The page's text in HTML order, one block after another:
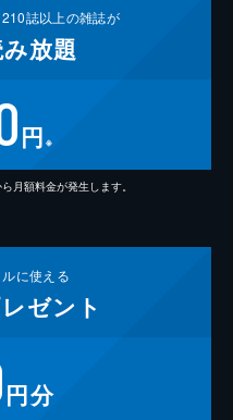
210誌以上の雑誌が
放題
円 ※
月額料金が発生します。
に使える
ゼント
円分